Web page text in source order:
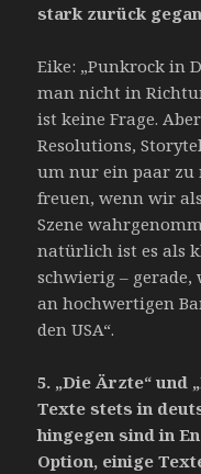
stark zurück
Eike: „Punkrock in
man nicht in
ist keine Frage.
Resolutions,
um nur ein paar zu
freuen, wenn wir
Szene
natürlich ist es als
schwierig – gerade,
an hochwertigen
den USA“.
5. „Die Ärzte“ und
Texte stets in
hingegen sind in
Option, einige